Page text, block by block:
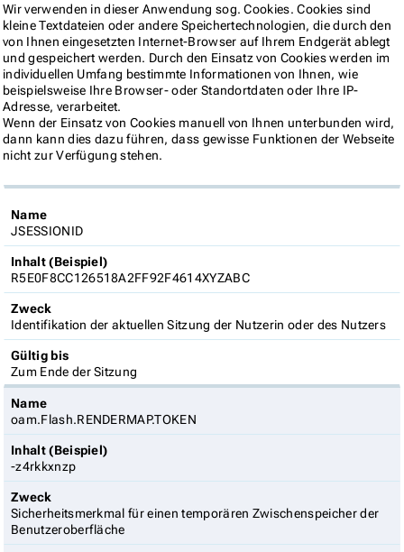
Wir verwenden in dieser Anwendung sog. Cookies. Cookies sind
kleine Textdateien oder andere Speichertechnologien, die durch den
von Ihnen eingesetzten Internet-Browser auf Ihrem Endgerät ablegt
und gespeichert werden. Durch den Einsatz von Cookies werden im
individuellen Umfang bestimmte Informationen von Ihnen, wie
beispielsweise Ihre Browser- oder Standortdaten oder Ihre IP-
Adresse, verarbeitet.
Wenn der Einsatz von Cookies manuell von Ihnen unterbunden wird,
dann kann dies dazu führen, dass gewisse Funktionen der Webseite
nicht zur Verfügung stehen.
Name
JSESSIONID
Inhalt (Beispiel)
R5E0F8CC126518A2FF92F4614XYZABC
Zweck
Identifikation der aktuellen Sitzung der Nutzerin oder des Nutzers
Gültig bis
Zum Ende der Sitzung
Name
oam.Flash.RENDERMAP.TOKEN
Inhalt (Beispiel)
-z4rkkxnzp
Zweck
Sicherheitsmerkmal für einen temporären Zwischenspeicher der
Benutzeroberfläche